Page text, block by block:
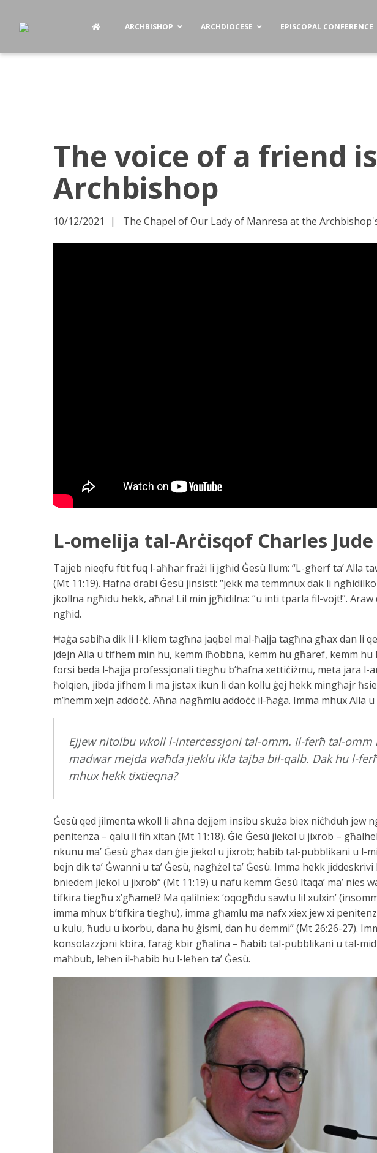
ARCHBISHOP ARCHDIOCESE EPISCOPAL CONFERENCE
The voice of a friend
Archbishop
10/12/2021 The Chapel of Our Lady of Manresa at the
L-omelija tal-Arċisqof Charles
Tajjeb nieqfu ftit fuq l-aħħar frażi li jgħid Ġesù llum: “L-għerf ta’ Alla
(Mt 11:19). Ħafna drabi Ġesù jinsisti: “jekk ma temmnux dak li
jkollna ngħidu hekk, aħna! Lil min jgħidilna: “u inti tparla fil-vojt!”.
ngħid.
Ħaġa sabiħa dik li l-kliem tagħna jaqbel mal-ħajja tagħna għax dan li
jdejn Alla u tifhem min hu, kemm iħobbna, kemm hu għaref, kemm
forsi beda l-ħajja professjonali tiegħu b’ħafna xettiċiżmu, meta jara
ħolqien, jibda jifhem li ma jistax ikun li dan kollu ġej hekk mingħajr
m’hemm xejn addoċċ. Aħna nagħmlu addoċċ il-ħaġa. Imma mhux Alla
Ejjew nitolbu wkoll l-interċessjoni tal-omm. Il-ferħ tal-omm
madwar mejda waħda jieklu ikla tajba bil-qalb. Dak hu l-
mhux hekk tixtieqna?
Ġesù qed jilmenta wkoll li aħna dejjem insibu skuża biex niċħduh jew
penitenza – qalu li fih xitan (Mt 11:18). Ġie Ġesù jiekol u jixrob –
nkunu ma’ Ġesù għax dan ġie jiekol u jixrob; ħabib tal-pubblikani u l-
bejn dik ta’ Ġwanni u ta’ Ġesù, nagħżel ta’ Ġesù. Imma hekk
bniedem jiekol u jixrob” (Mt 11:19) u nafu kemm Ġesù ltaqa’ ma’ nies
tifkira tiegħu x’għamel? Ma qalilniex: ‘oqogħdu sawtu lil xulxin’
imma mhux b’tifkira tiegħu), imma għamlu ma nafx xiex jew xi
u kulu, ħudu u ixorbu, dana hu ġismi, dan hu demmi” (Mt 26:26-27).
konsolazzjoni kbira, faraġ kbir għalina – ħabib tal-pubblikani u tal-
maħbub, leħen il-ħabib hu l-leħen ta’ Ġesù.